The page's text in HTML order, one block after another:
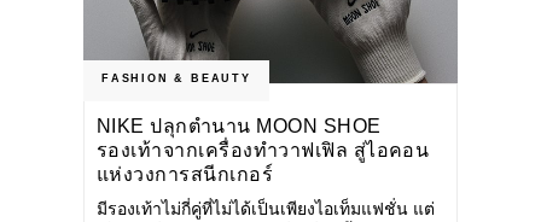
FASHION & BEAUTY
NIKE ปลุกตำนาน MOON SHOE
รองเท้าจากเครื่องทำวาฟเฟิล สู่ไอคอน
แห่งวงการสนีกเกอร์
มีรองเท้าไม่กี่คู่ที่ไม่ได้เป็นเพียงไอเท็มแฟชั่น แต่